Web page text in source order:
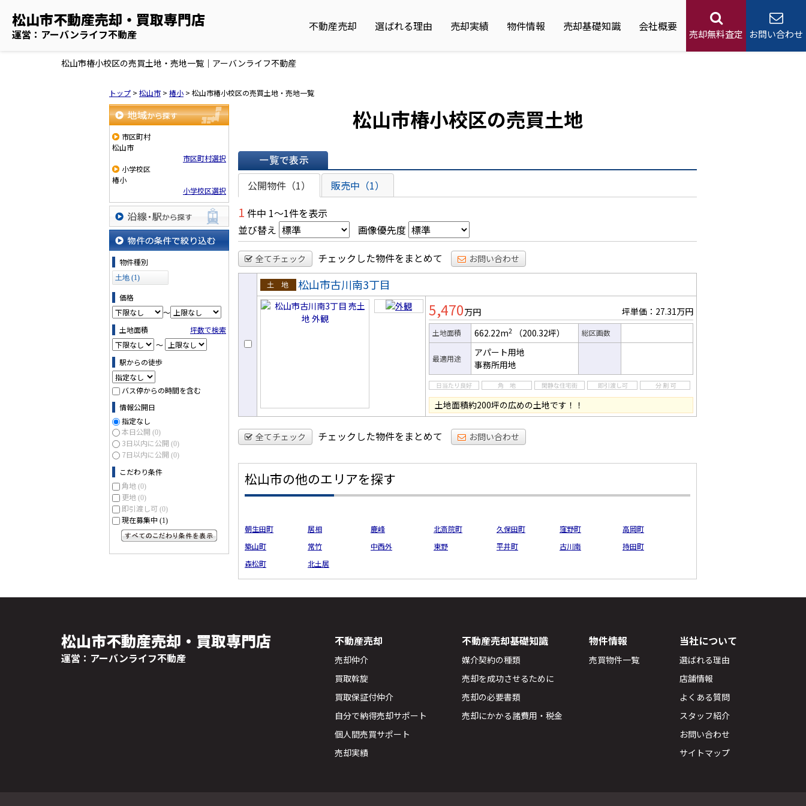
松山市不動産売却・買取専門店
運営：アーバンライフ不動産
不動産売却 選ばれる理由 売却実績 物件情報 売却基礎知識 会社概要
売却無料査定 お問い合わせ
松山市椿小校区の売買土地・売地一覧｜アーバンライフ不動産
トップ > 松山市 > 椿小 > 松山市椿小校区の売買土地・売地一覧
地域から探す
市区町村
松山市
市区町村選択
小学校区
椿小
小学校区選択
沿線・駅から探す
物件の条件で絞り込む
物件種別
土地 (1)
価格
～
土地面積
坪数で検索
～
駅からの徒歩
バス停からの時間を含む
情報公開日
指定なし
本日公開 (0)
3日以内に公開 (0)
7日以内に公開 (0)
こだわり条件
角地 (0)
更地 (0)
即引渡し可 (0)
現在募集中 (1)
松山市椿小校区の売買土地
一覧で表示
公開物件（1） 販売中（1）
1 件中 1～1件を表示
並び替え
画像優先度
全てチェック チェックした物件をまとめて お問い合わせ
売土地
松山市古川南3丁目
5,470万円 坪単価：27.31万円
土地面積 662.22m2 （200.32坪） 総区画数
最適用途
アパート用地
事務所用地
土地面積約200坪の広めの土地です！！
全てチェック チェックした物件をまとめて お問い合わせ
松山市の他のエリアを探す
朝生田町 居相 鹿峰 北斎院町 久保田町 窪野町
高岡町
築山町
常竹 中西外 東野 平井町 古川南
持田町
森松町
北土居
松山市不動産売却・買取専門店
運営：アーバンライフ不動産
不動産売却
売却仲介
買取斡旋
買取保証付仲介
自分で納得売却サポート
個人間売買サポート
売却実績
不動産売却基礎知識
媒介契約の種類
売却を成功させるために
売却の必要書類
売却にかかる諸費用・税金
物件情報
売買物件一覧
当社について
選ばれる理由
店舗情報
よくある質問
スタッフ紹介
お問い合わせ
サイトマップ